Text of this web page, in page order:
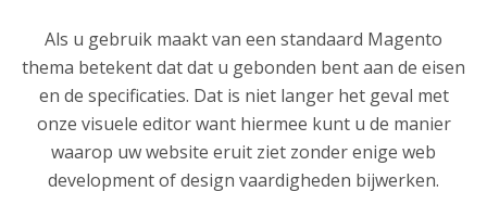
Als u gebruik maakt van een standaard Magento
thema betekent dat dat u gebonden bent aan de eisen
en de specificaties. Dat is niet langer het geval met
onze visuele editor want hiermee kunt u de manier
waarop uw website eruit ziet zonder enige web
development of design vaardigheden bijwerken.